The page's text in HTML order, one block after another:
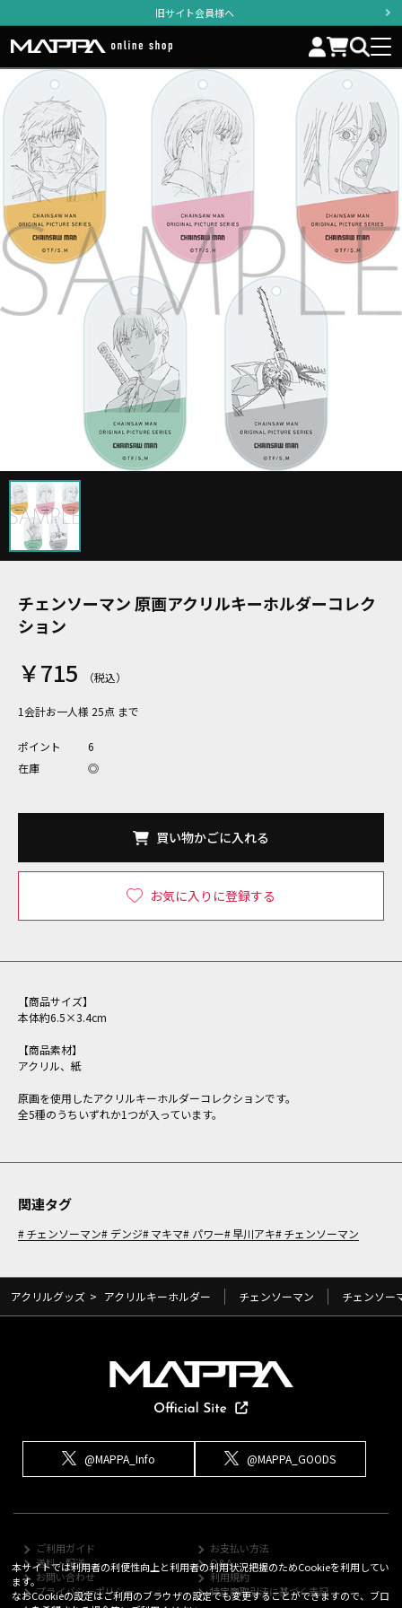
旧サイト会員様へ
チェンソーマン 原画アクリルキーホルダーコレク
ション
￥715
1会計お一人様 25点 まで
ポイント
6
在庫
◎
買い物かごに入れる
お気に入りに登録する
【商品サイズ】
本体約6.5×3.4cm
【商品素材】
アクリル、紙
原画を使用したアクリルキーホルダーコレクションです。
全5種のうちいずれか1つが入っています。
関連タグ
チェンソーマン デンジ マキマ パワー 早川アキ チェンソーマン
アクリルグッズ > アクリルキーホルダー チェンソーマン チェンソー
@MAPPA_Info @MAPPA_GOODS
ご利用ガイド
お支払い方法
送料・配送
Q&A
お問い合わせ
利用規約
プライバシーポリシー
特定商取引法に基づく表記
本サイトでは利用者の利便性向上と利用者の利用状況把握のためCookieを利用してい
ます。
なおCookieの設定はご利用のブラウザの設定でも変更することができますので、ブロ